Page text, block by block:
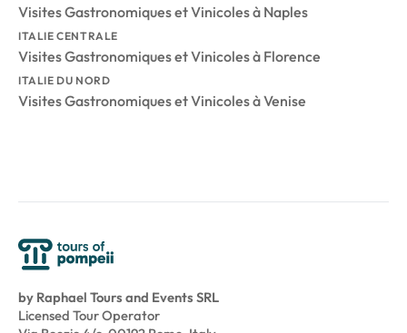
Visites Gastronomiques et Vinicoles à Naples
ITALIE CENTRALE
Visites Gastronomiques et Vinicoles à Florence
ITALIE DU NORD
Visites Gastronomiques et Vinicoles à Venise
by Raphael Tours and Events SRL
Licensed Tour Operator